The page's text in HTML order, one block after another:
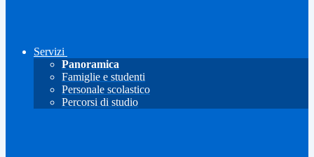
Servizi
Panoramica
Famiglie e studenti
Personale scolastico
Percorsi di studio